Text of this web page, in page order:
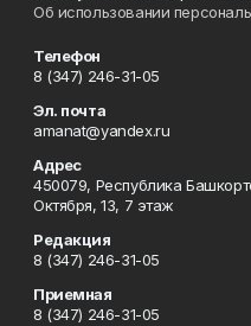
Об использовании
Телефон
8 (347) 246-31-05
Эл. почта
amanat@yandex.ru
Адрес
450079, Республика
Октября, 13, 7 этаж
Редакция
8 (347) 246-31-05
Приемная
8 (347) 246-31-05